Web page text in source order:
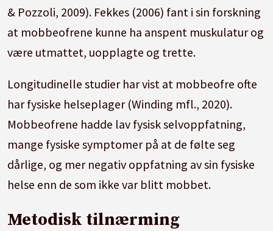
& Pozzoli, 2009). Fekkes (2006) fant i sin forskning
at mobbeofrene kunne ha anspent muskulatur og
være utmattet, uopplagte og trette.
Longitudinelle studier har vist at mobbeofre ofte
har fysiske helseplager (Winding mfl., 2020).
Mobbeofrene hadde lav fysisk selvoppfatning,
mange fysiske symptomer på at de følte seg
dårlige, og mer negativ oppfatning av sin fysiske
helse enn de som ikke var blitt mobbet.
Metodisk tilnærming